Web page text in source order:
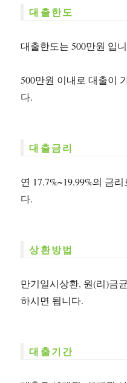
대출한도
대출한도는 500만원 입
500만원 이내로 대출이
다.
대출금리
연 17.7%~19.99%의 금
다.
상환방법
만기일시상환, 원(리)금
하시면 됩니다.
대출기간